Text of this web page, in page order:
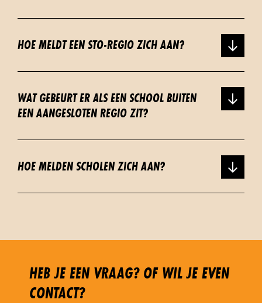
HOE MELDT EEN STO-REGIO ZICH AAN?
WAT GEBEURT ER ALS EEN SCHOOL BUITEN
EEN AANGESLOTEN REGIO ZIT?
HOE MELDEN SCHOLEN ZICH AAN?
HEB JE EEN VRAAG? OF WIL JE EVEN
CONTACT?